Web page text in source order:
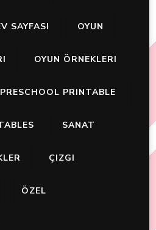
SAYFASI OYUN
OYUN ÖRNEKLERI
PRESCHOOL PRINTABLE
SANAT
ÇIZGI
ÖZEL